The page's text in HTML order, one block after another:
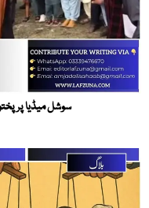
سوشل میڈیا پر